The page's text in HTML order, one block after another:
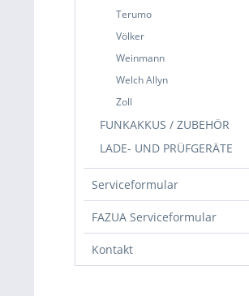
Terumo
Völker
Weinmann
Welch Allyn
Zoll
FUNKAKKUS / ZUBEHÖR
LADE- UND PRÜFGERÄTE
Serviceformular
FAZUA Serviceformular
Kontakt